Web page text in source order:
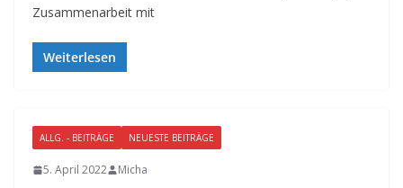
Zusammenarbeit mit
Weiterlesen
ALLG. - BEITRÄGE NEUESTE BEITRÄGE
5. April 2022 Micha